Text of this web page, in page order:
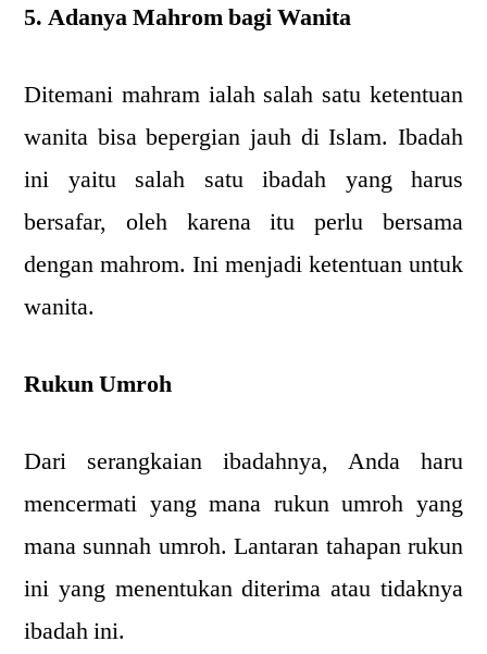
5. Adanya Mahrom bagi Wanita
Ditemani mahram ialah salah satu ketentuan
wanita bisa bepergian jauh di Islam. Ibadah
ini yaitu salah satu ibadah yang harus
bersafar, oleh karena itu perlu bersama
dengan mahrom. Ini menjadi ketentuan untuk
wanita.
Rukun Umroh
Dari serangkaian ibadahnya, Anda haru
mencermati yang mana rukun umroh yang
mana sunnah umroh. Lantaran tahapan rukun
ini yang menentukan diterima atau tidaknya
ibadah ini.